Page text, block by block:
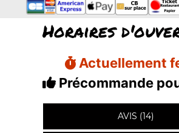
Horaires
Actuellement
Précommande
AVIS (14)